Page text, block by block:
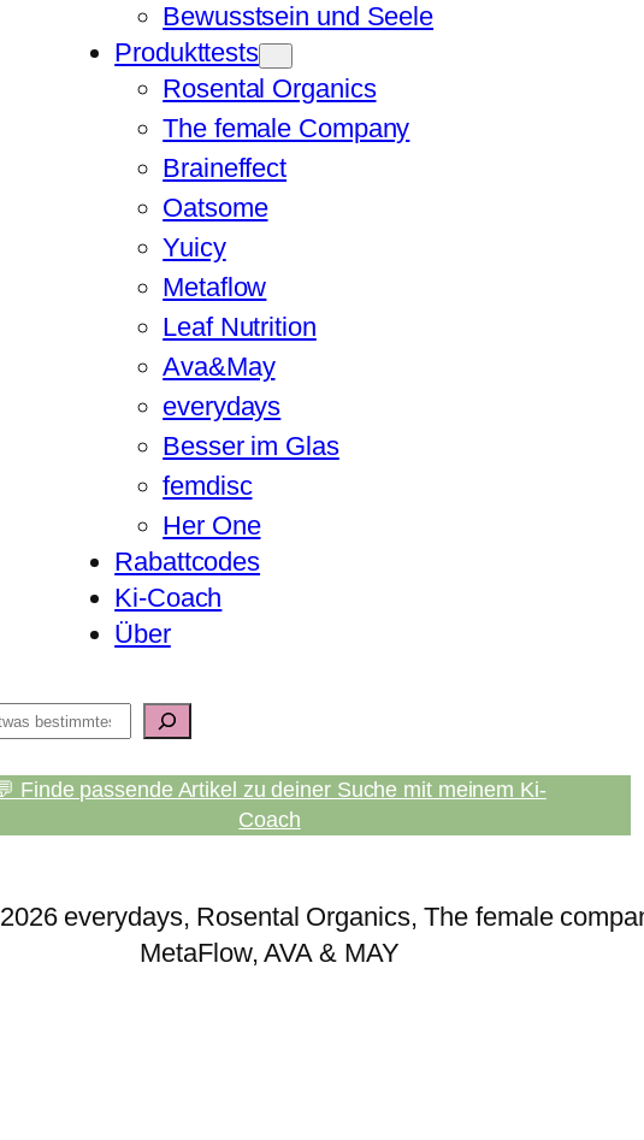
Bewusstsein und Seele
Produkttests
Rosental Organics
The female Company
Braineffect
Oatsome
Yuicy
Metaflow
Leaf Nutrition
Ava&May
everydays
Besser im Glas
femdisc
Her One
Rabattcodes
Ki-Coach
Über
Finde passende Artikel zu deiner Suche mit meinem Ki-
Coach